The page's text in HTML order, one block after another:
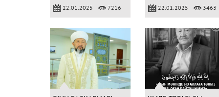
ҚҰНДЫЛЫҒЫ» ЖЫЛЫ
ДЕП ЖАРИЯЛАДЫ
22.01.2025 7216
БАЯНДАМАСЫ
БАСТАЛДЫ (ФОТО)
22.01.2025 3463